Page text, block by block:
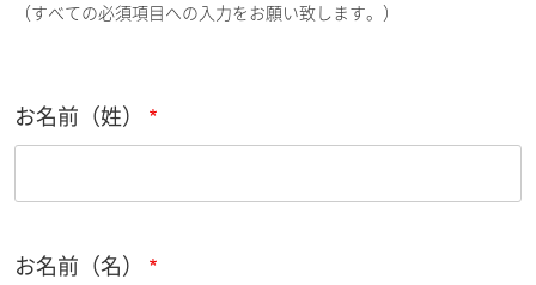
（すべての必須項目への入力をお願い致します。）
お名前（姓）
お名前（名）